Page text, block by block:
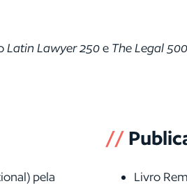
Latin Lawyer 250e The Legal 500
pela
//
Livro